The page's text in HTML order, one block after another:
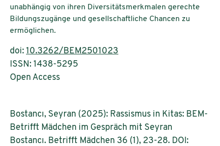
unabhängig von ihren Diversitätsmerkmalen gerechte
Bildungszugänge und gesellschaftliche Chancen zu
ermöglichen.
doi: 10.3262/BEM2501023
ISSN: 1438-5295
Open Access
Bostancı, Seyran (2025): Rassismus in Kitas: BEM-
Betrifft Mädchen im Gespräch mit Seyran
Bostancı. Betrifft Mädchen 36 (1), 23-28. DOI: